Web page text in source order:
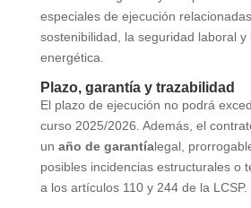
especiales de ejecución
sostenibilidad, la seguridad laboral y
energética.
Plazo, garantía y trazabilidad
El plazo de ejecución no podrá
curso 2025/2026. Además, el
un año de garantíalegal,
posibles incidencias estructurales o
a los artículos 110 y 244 de la LCSP.